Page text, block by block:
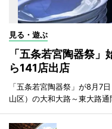
見る・遊ぶ
「五条若宮陶器祭
ら141店出店
「五条若宮陶器祭」が8月7
山区）の大和大路～東大路通